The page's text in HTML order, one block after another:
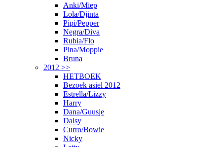
Anki/Miep
Lola/Djinta
Pipi/Pepper
Negra/Diva
Rubia/Flo
Pina/Moppie
Bruna
2012 >>
HETBOEK
Bezoek asiel 2012
Estrella/Lizzy
Harry
Dana/Guusje
Daisy
Curro/Bowie
Nicky